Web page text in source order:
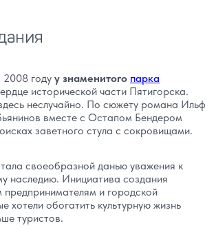
году у знаменитого парка
исторической части Пятигорска.
неслучайно. По сюжету романа
вместе с Остапом Бендером
заветного стула с сокровищами.
своеобразной данью уважения к
наследию. Инициатива создания
и городской
хотели обогатить культурную жизнь
туристов.